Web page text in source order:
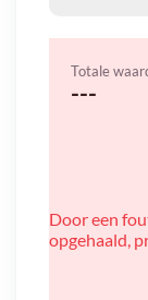
Totale
---
Door een
opgehaald,